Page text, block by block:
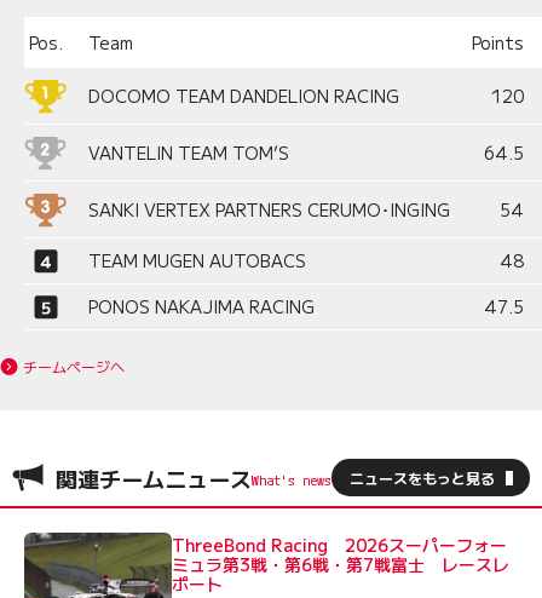
Pos. Team Points
DOCOMO TEAM DANDELION RACING 120
VANTELIN TEAM TOM’S 64.5
SANKI VERTEX PARTNERS CERUMO･INGING 54
TEAM MUGEN AUTOBACS
48
PONOS NAKAJIMA RACING
47.5
チームページへ
関連チームニュース ニュースをもっと見る
ThreeBond Racing 2026スーパーフォー
ミュラ第3戦・第6戦・第7戦富士 レースレ
ポート